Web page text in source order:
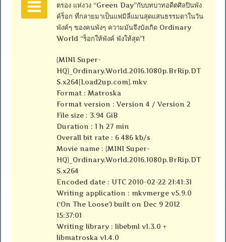
ตรอง แห่งวง “Green Day”กับบทบาทอดีตศิลปินพัง
ค์ร็อก ที่กลายมาเป็นแฟมิลี่แมนสุดแสนธรรมดาในวัน
พังค์ๆ ของคนพังๆ ความมันจึงบังเกิด Ordinary
World “ร็อกให้พังค์ พังให้สุด”!
{MINI Super-
HQ}_Ordinary.World.2016.1080p.BrRip.DT
S.x264[Load2up.com].mkv
Format : Matroska
Format version : Version 4 / Version 2
File size : 3.94 GiB
Duration : 1 h 27 min
Overall bit rate : 6 486 kb/s
Movie name : {MINI Super-
HQ}_Ordinary.World.2016.1080p.BrRip.DT
S.x264
Encoded date : UTC 2010-02-22 21:41:31
Writing application : mkvmerge v5.9.0
(‘On The Loose’) built on Dec 9 2012
15:37:01
Writing library : libebml v1.3.0 +
libmatroska v1.4.0